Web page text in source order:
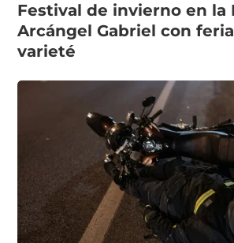
Festival de invierno en la
Arcángel Gabriel con
varieté